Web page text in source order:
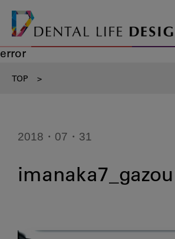
error
TOP >
2018・07・31